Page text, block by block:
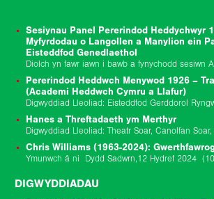
Sesiynau Panel Pererindod Heddychwyr
Myfyrdodau o Langollen a Manylion ein
Eisteddfod Genedlaethol
Pererindod Heddwch Menywod 1926 –
(Academi Heddwch Cymru a Llafur)
Hanes a Threftadaeth ym Merthyr
Chris Williams (1963-2024):
DIGWYDDIADAU